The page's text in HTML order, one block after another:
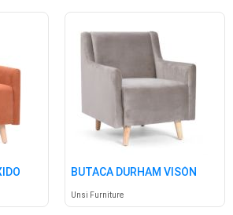
BUTACA DURHAM VISÓN
Unsi Furniture